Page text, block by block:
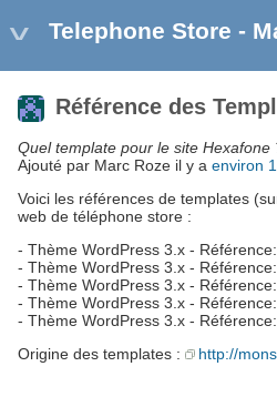
Telephone Store -
Référence des
Quel template pour le site Hexafone
Ajouté par Marc Roze il y a environ
Voici les références de templates
web de téléphone store :
- Thème WordPress 3.x -
- Thème WordPress 3.x -
- Thème WordPress 3.x -
- Thème WordPress 3.x -
- Thème WordPress 3.x -
Origine des templates :
http://